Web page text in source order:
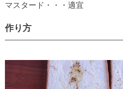
マスタード・・・適宜
作り方